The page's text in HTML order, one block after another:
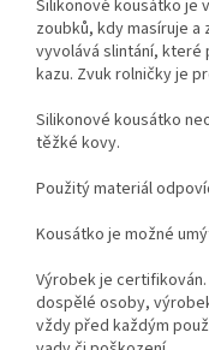
Silikonové kousátko je
zoubků, kdy masíruje a
vyvolává slintání,
kazu. Zvuk rolničky je
Silikonové kousátko
těžké kovy.
Použitý materiál
Kousátko je možné
Výrobek je
dospělé osoby,
vždy před každým